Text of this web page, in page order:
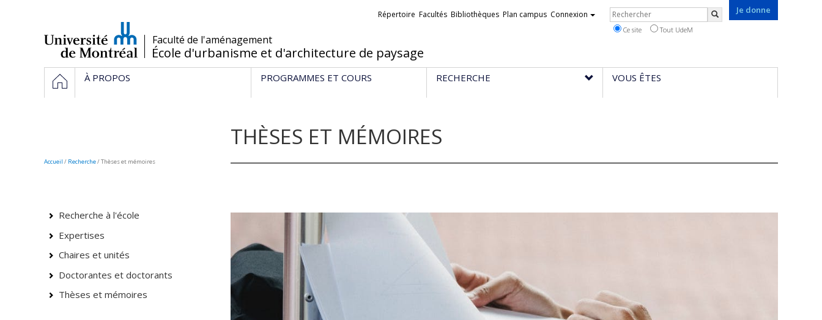
/Faculté de l'aménagement
École d'urbanisme et d'architecture de paysage
Je donne
Liens
Répertoire Facultés Bibliothèques Plan campus Connexion Rechercher
Ce site Tout UdeM
Navigation
principale
ACCUEIL
À PROPOS PROGRAMMES ET COURS RECHERCHE VOUS ÊTES
THÈSES ET MÉMOIRES
Accueil / Recherche/Thèses et mémoires
Recherche à l'école
Expertises
Chaires et unités
Doctorantes et doctorants
Thèses et mémoires